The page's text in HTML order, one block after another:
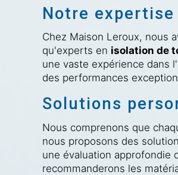
Notre expertise
Chez Maison Leroux, nous
qu'experts en isolation de
une vaste expérience dans
des performances
Solutions
Nous comprenons que
nous proposons des
une évaluation approfondie
recommanderons les